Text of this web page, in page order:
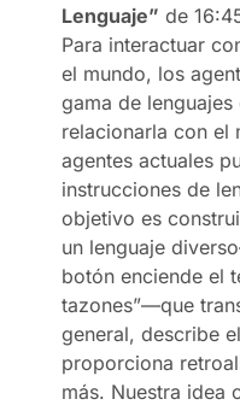
Lenguaje” de
Para interactuar
el mundo, los
gama de
relacionarla con el
agentes actuales
instrucciones de
objetivo es
un lenguaje
botón enciende el
tazones”—que
general, describe
proporciona
más. Nuestra idea